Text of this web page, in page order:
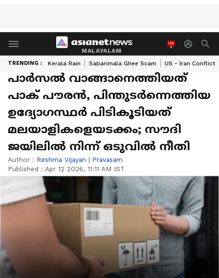
MALAYALAM
TRENDING : Kerala Rain Sabarimala Ghee Scam US - Iran Conflict
പാർസൽ വാങ്ങാനെത്തിയത്
പാക് പൗരൻ, പിന്തുടർന്നെത്തിയ
ഉദ്യോഗസ്ഥർ പിടികൂടിയത്
മലയാളികളെയടക്കം; സൗദി
ജയിലിൽ നിന്ന് ഒടുവിൽ നീതി
Author : Reshma Vijayan | Pravasam
Published : Apr 12 2026, 11:11 AM IST